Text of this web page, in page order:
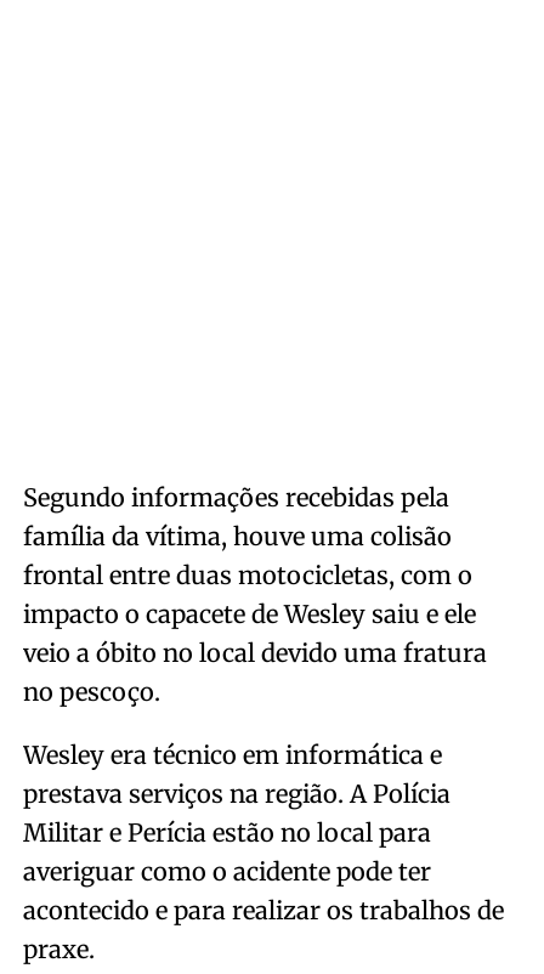
Segundo informações recebidas pela
família da vítima, houve uma colisão
frontal entre duas motocicletas, com o
impacto o capacete de Wesley saiu e ele
veio a óbito no local devido uma fratura
no pescoço.
Wesley era técnico em informática e
prestava serviços na região. A Polícia
Militar e Perícia estão no local para
averiguar como o acidente pode ter
acontecido e para realizar os trabalhos de
praxe.